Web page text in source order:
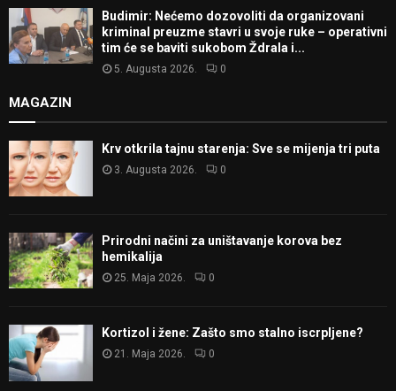
Budimir: Nećemo dozovoliti da organizovani
kriminal preuzme stavri u svoje ruke – operativni
tim će se baviti sukobom Ždrala i...
5. Augusta 2026. 0
MAGAZIN
Krv otkrila tajnu starenja: Sve se mijenja tri puta
3. Augusta 2026. 0
Prirodni načini za uništavanje korova bez
hemikalija
25. Maja 2026. 0
Kortizol i žene: Zašto smo stalno iscrpljene?
21. Maja 2026. 0